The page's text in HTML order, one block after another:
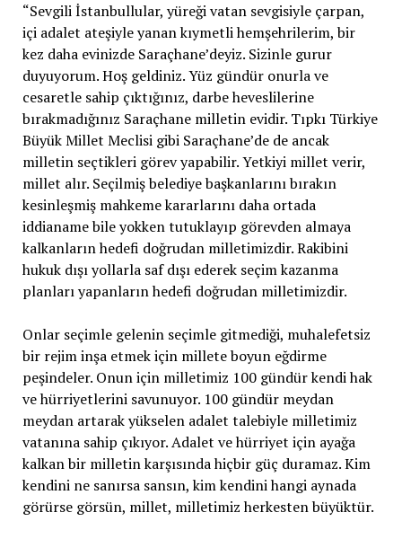
“Sevgili İstanbullular, yüreği vatan sevgisiyle çarpan,
içi adalet ateşiyle yanan kıymetli hemşehrilerim, bir
kez daha evinizde Saraçhane’deyiz. Sizinle gurur
duyuyorum. Hoş geldiniz. Yüz gündür onurla ve
cesaretle sahip çıktığınız, darbe heveslilerine
bırakmadığınız Saraçhane milletin evidir. Tıpkı Türkiye
Büyük Millet Meclisi gibi Saraçhane’de de ancak
milletin seçtikleri görev yapabilir. Yetkiyi millet verir,
millet alır. Seçilmiş belediye başkanlarını bırakın
kesinleşmiş mahkeme kararlarını daha ortada
iddianame bile yokken tutuklayıp görevden almaya
kalkanların hedefi doğrudan milletimizdir. Rakibini
hukuk dışı yollarla saf dışı ederek seçim kazanma
planları yapanların hedefi doğrudan milletimizdir.
Onlar seçimle gelenin seçimle gitmediği, muhalefetsiz
bir rejim inşa etmek için millete boyun eğdirme
peşindeler. Onun için milletimiz 100 gündür kendi hak
ve hürriyetlerini savunuyor. 100 gündür meydan
meydan artarak yükselen adalet talebiyle milletimiz
vatanına sahip çıkıyor. Adalet ve hürriyet için ayağa
kalkan bir milletin karşısında hiçbir güç duramaz. Kim
kendini ne sanırsa sansın, kim kendini hangi aynada
görürse görsün, millet, milletimiz herkesten büyüktür.